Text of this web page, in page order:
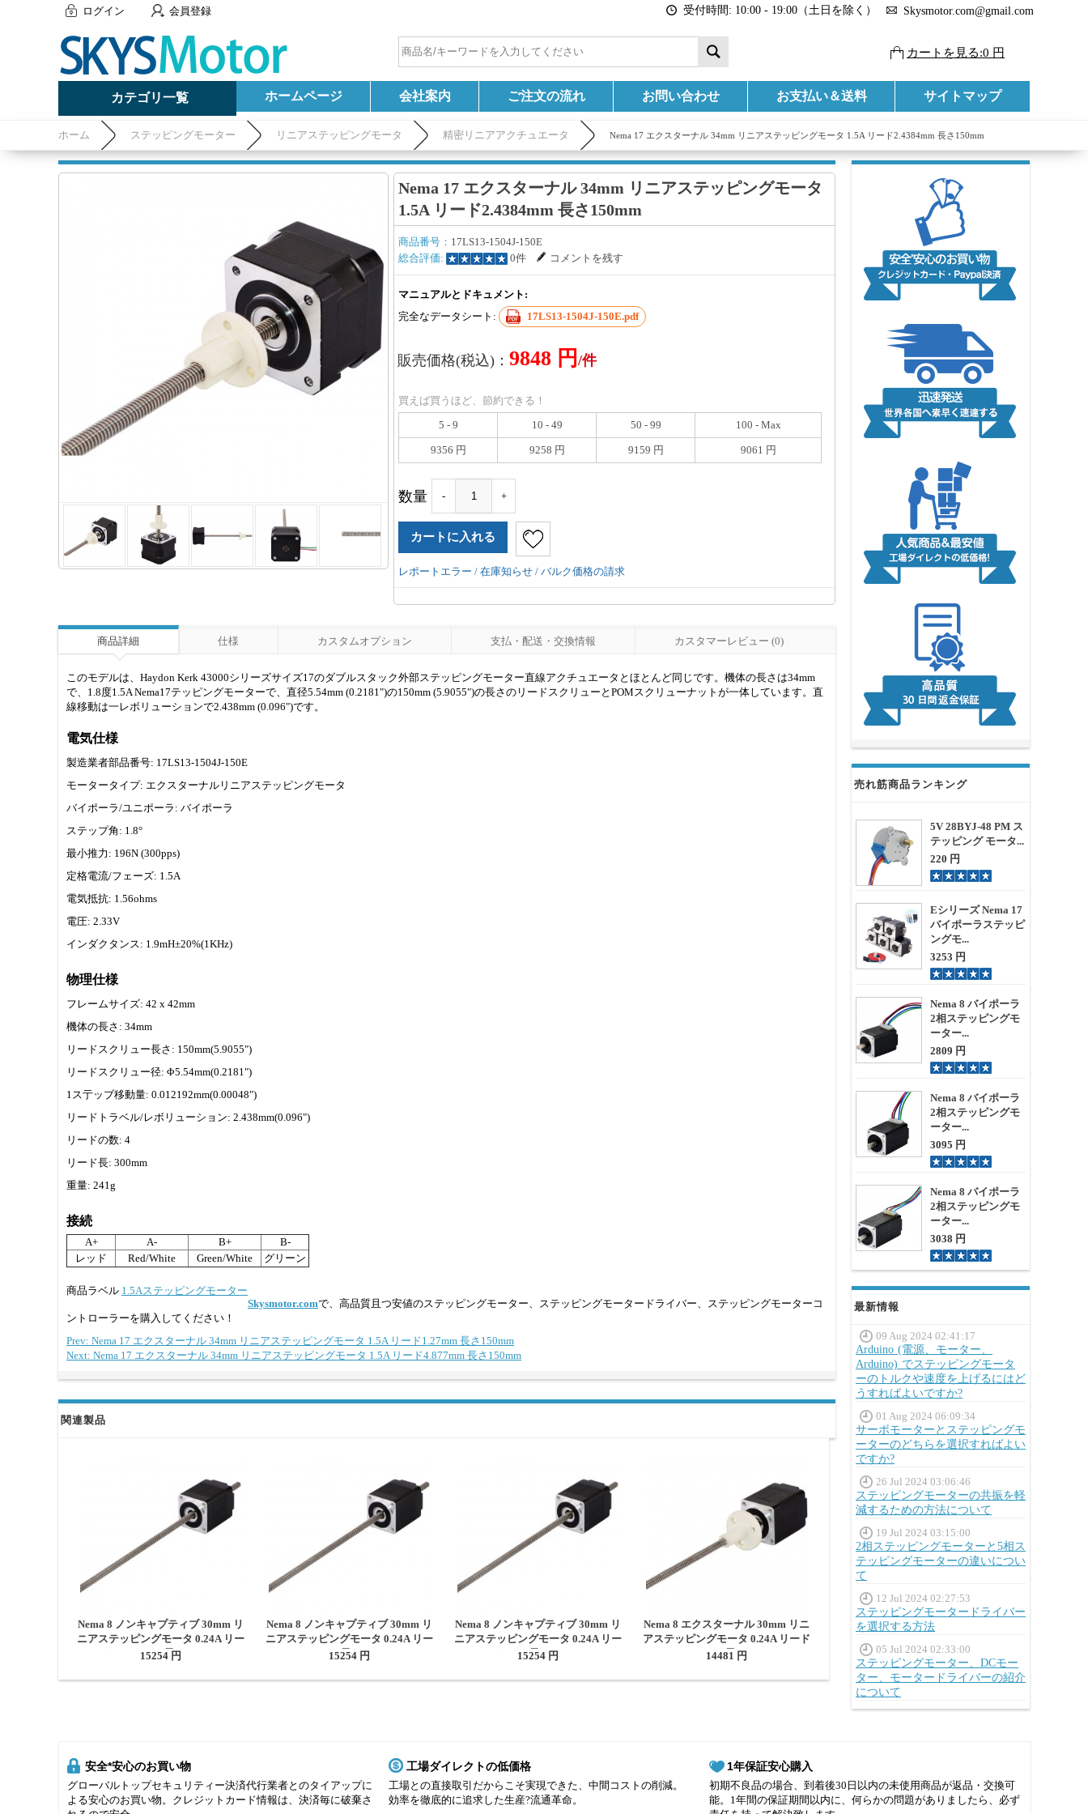
ログイン 会員登録 受付時間: 10:00 - 19:00（土日を除く） Skysmotor.com@gmail.com
カートを見る:0 円
カテゴリ一覧 ホームページ 会社案内 ご注文の流れ お問い合わせ お支払い＆送料 サイトマップ
ホーム ステッピングモーター リニアステッピングモータ 精密リニアアクチュエータ Nema 17 エクスターナル 34mm リニアステッピングモータ 1.5A リード2.4384mm 長さ150mm
売れ筋商品ランキング
5V 28BYJ-48 PM ス
テッピング モータ...
220 円
Eシリーズ Nema 17
バイポーラステッピ
ングモ...
3253 円
Nema 8 バイポーラ
2相ステッピングモ
ーター...
2809 円
Nema 8 バイポーラ
2相ステッピングモ
ーター...
3095 円
Nema 8 バイポーラ
2相ステッピングモ
ーター...
3038 円
最新情報
09 Aug 2024 02:41:17
Arduino (電源、モーター、
Arduino) でステッピングモータ
ーのトルクや速度を上げるにはど
うすればよいですか?
01 Aug 2024 06:09:34
サーボモーターとステッピングモ
ーターのどちらを選択すればよい
ですか?
26 Jul 2024 03:06:46
ステッピングモーターの共振を軽
減するための方法について
19 Jul 2024 03:15:00
2相ステッピングモーターと5相ス
テッピングモーターの違いについ
て
12 Jul 2024 02:27:53
ステッピングモータードライバー
を選択する方法
05 Jul 2024 02:33:00
ステッピングモーター、DCモー
ター、モータードライバーの紹介
について
Nema 17 エクスターナル 34mm リニアステッピングモータ
1.5A リード2.4384mm 長さ150mm
商品番号： 17LS13-1504J-150E
総合評価:
0件 コメントを残す
マニュアルとドキュメント:
完全なデータシート:
17LS13-1504J-150E.pdf
販売価格(税込)： 9848 円 /件
買えば買うほど、節約できる！
5 - 9
10 - 49 50 - 99 100 - Max
9356 円 9258 円 9159 円 9061 円
数量 - +
レポートエラー / 在庫知らせ / バルク価格の請求
商品詳細 仕様 カスタムオプション 支払・配送・交換情報 カスタマーレビュー (0)
このモデルは、Haydon Kerk 43000シリーズサイズ17のダブルスタック外部ステッピングモーター直線アクチュエータとほとんど同じです。機体の長さは34mm
で、1.8度1.5A Nema17テッピングモーターで、直径5.54mm (0.2181")の150mm (5.9055")の長さのリードスクリューとPOMスクリューナットが一体しています。直
線移動は一レボリューションで2.438mm (0.096")です。
電気仕様
製造業者部品番号: 17LS13-1504J-150E
モータータイプ: エクスターナルリニアステッピングモータ
バイポーラ/ユニポーラ: バイポーラ
ステップ角: 1.8°
最小推力: 196N (300pps)
定格電流/フェーズ: 1.5A
電気抵抗: 1.56ohms
電圧: 2.33V
インダクタンス: 1.9mH±20%(1KHz)
物理仕様
フレームサイズ: 42 x 42mm
機体の長さ: 34mm
リードスクリュー長さ: 150mm(5.9055")
リードスクリュー径: Φ5.54mm(0.2181")
1ス亍ッブ移動量: 0.012192mm(0.00048")
リードトラベル/レボリューション: 2.438mm(0.096")
リードの数: 4
リード長: 300mm
重量: 241g
接続
A+ A- B+
B-
レッド
Red/White Green/White グリーン
商品ラベル 1.5Aステッピングモーター
Skysmotor.comで、高品質且つ安値のステッピングモーター、ステッピングモータードライバー、ステッピングモーターコ
ントローラーを購入してください！
Prev: Nema 17 エクスターナル 34mm リニアステッピングモータ 1.5A リード1.27mm 長さ150mm
Next: Nema 17 エクスターナル 34mm リニアステッピングモータ 1.5A リード4.877mm 長さ150mm
関連製品
Nema 8 ノンキャプティブ 30mm リ
ニアステッピングモータ 0.24A リー
ド0.6096mm 長さ150mm
15254 円
Nema 8 ノンキャプティブ 30mm リ
ニアステッピングモータ 0.24A リー
ド2mm 長さ150mm
15254 円
Nema 8 ノンキャプティブ 30mm リ
ニアステッピングモータ 0.24A リー
ド4mm 長さ150mm
15254 円
Nema 8 エクスターナル 30mm リニ
アステッピングモータ 0.24A リード
0.6096mm 長さ150mm
14481 円
安全*安心のお買い物
グローバルトップセキュリティー決済代行業者とのタイアップに
よる安心のお買い物。クレジットカード情報は、決済毎に破棄さ
工場ダイレクトの低価格
工場との直接取引だからこそ実現できた、中間コストの削減。
効率を徹底的に追求した生産?流通革命。
1年保証安心購入
初期不良品の場合、到着後30日以内の未使用商品が返品・交換可
能。1年間の保証期間以内に、何らかの問題がありましたら、必ず